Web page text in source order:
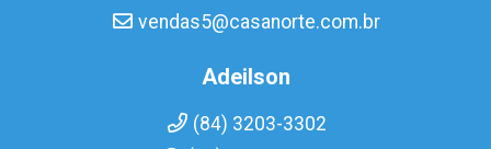
vendas5@casanorte.com.br
Adeilson
(84) 3203-3302